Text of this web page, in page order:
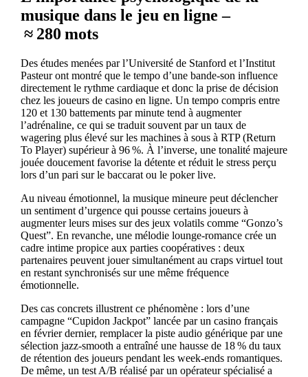
musique dans le jeu en ligne –
≈ 280 mots
Des études menées par l’Université de Stanford et l’Institut
Pasteur ont montré que le tempo d’une bande‑son influence
directement le rythme cardiaque et donc la prise de décision
chez les joueurs de casino en ligne. Un tempo compris entre
120 et 130 battements par minute tend à augmenter
l’adrénaline, ce qui se traduit souvent par un taux de
wagering plus élevé sur les machines à sous à RTP (Return
To Player) supérieur à 96 %. À l’inverse, une tonalité majeure
jouée doucement favorise la détente et réduit le stress perçu
lors d’un pari sur le baccarat ou le poker live.
Au niveau émotionnel, la musique mineure peut déclencher
un sentiment d’urgence qui pousse certains joueurs à
augmenter leurs mises sur des jeux volatils comme “Gonzo’s
Quest”. En revanche, une mélodie lounge‑romance crée un
cadre intime propice aux parties coopératives : deux
partenaires peuvent jouer simultanément au craps virtuel tout
en restant synchronisés sur une même fréquence
émotionnelle.
Des cas concrets illustrent ce phénomène : lors d’une
campagne “Cupidon Jackpot” lancée par un casino français
en février dernier, remplacer la piste audio générique par une
sélection jazz‑smooth a entraîné une hausse de 18 % du taux
de rétention des joueurs pendant les week‑ends romantiques.
De même, un test A/B réalisé par un opérateur spécialisé a